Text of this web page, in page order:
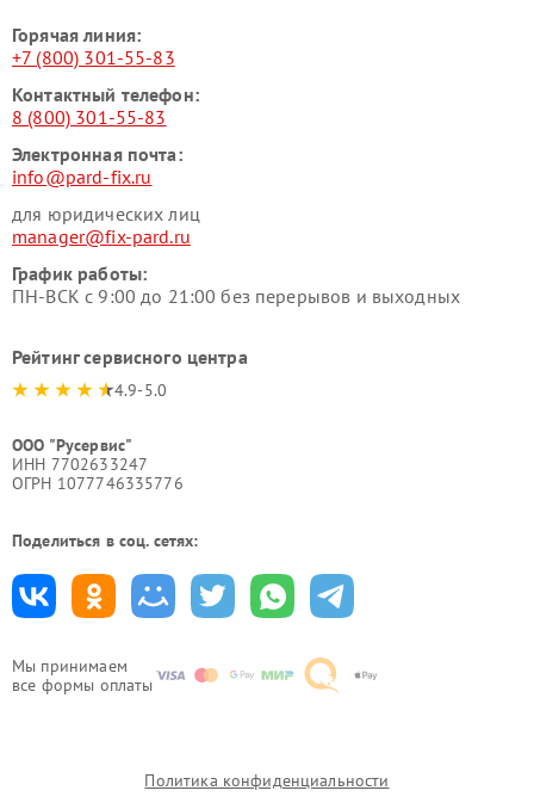
Мы принимаем
все формы оплаты
Горячая линия:
+7 (800) 301-55-83
Контактный телефон:
8 (800) 301-55-83
Электронная почта:
info@pard-fix.ru
для юридических лиц
manager@fix-pard.ru
График работы:
ПН-ВСК с 9:00 до 21:00 без перерывов и выходных
Рейтинг сервисного центра
4.9-5.0
ООО "Русервис"
ИНН 7702633247
ОГРН 1077746335776
Поделиться в соц. сетях:
Политика конфиденциальности